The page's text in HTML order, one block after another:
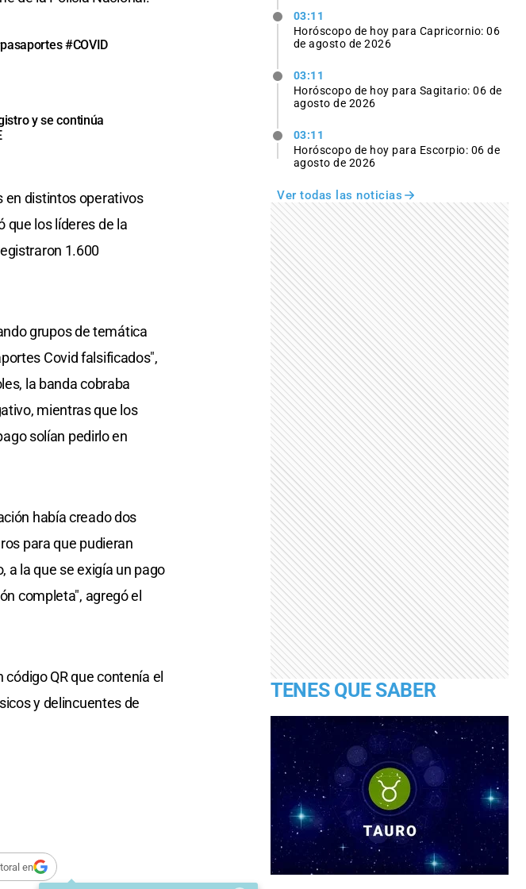
#COVID
y se continúa
en distintos operativos
que los líderes de la
1.600
grupos de temática
Covid falsificados",
la banda cobraba
mientras que los
solían pedirlo en
había creado dos
para que pudieran
a la que se exigía un pago
completa", agregó el
QR que contenía el
y delincuentes de
en
03:11
Horóscopo de hoy para Capricornio: 06
de agosto de 2026
03:11
Horóscopo de hoy para Sagitario: 06 de
agosto de 2026
03:11
Horóscopo de hoy para Escorpio: 06 de
agosto de 2026
Ver todas las noticias
TENES QUE SABER